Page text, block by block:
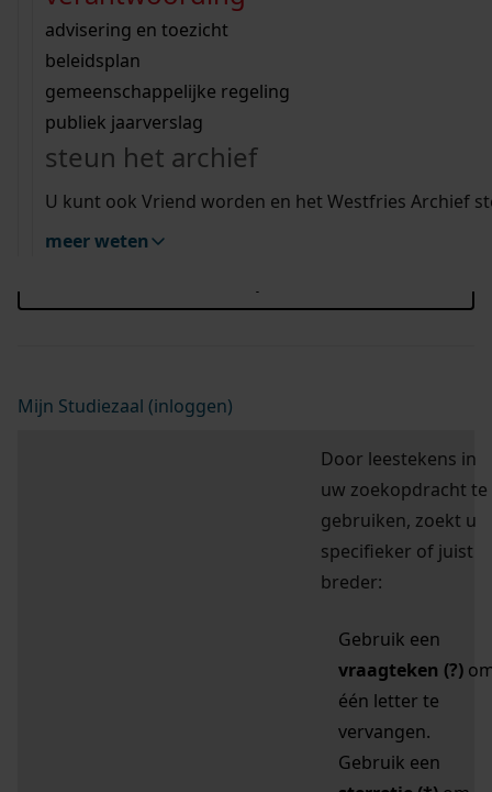
bouwvergunningen
omgevingsvergunningen
vergunningen
beeld en geluid
uitleg nodig?
Wij helpen u op weg met een aantal zoektips.
bekijk alle zoektips
Wij helpen u op weg met een aantal zoektips.
bekijk alle zoektips
bekijk ons geschiedenislokaal
advisering en toezicht
beleidsplan
gemeenschappelijke regeling
publiek jaarverslag
steun het archief
U kunt ook Vriend worden en het Westfries Archief
meer weten
Blader hier door de scans van de doop-, trouw-
en begraafboeken, bevolkingsregisters,
burgerlijke stand en notariële akten.
hulp nodig?
Deze zoektips helpen u op weg.
Mijn Studiezaal (inloggen)
Door leestekens in
uw zoekopdracht te
gebruiken, zoekt u
specifieker of juist
breder:
Gebruik een
vraagteken (?)
één letter te
vervangen.
Gebruik een